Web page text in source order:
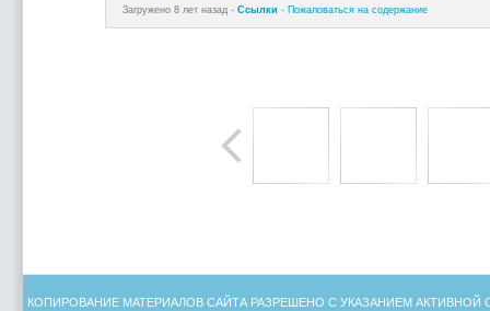
Загружено 8 лет назад - Ссылки - Пожаловаться на содержание
КОПИРОВАНИЕ МАТЕРИАЛОВ САЙТА РАЗРЕШЕНО С УКАЗАНИЕМ АКТИВНОЙ